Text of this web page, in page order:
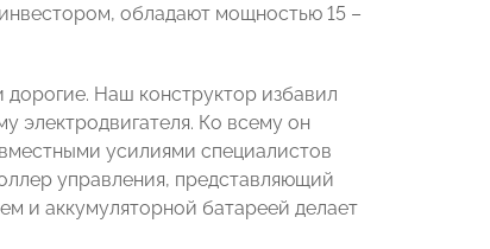
обладают мощностью 15 –
Наш конструктор избавил
электродвигателя. Ко всему он
усилиями специалистов
управления, представляющий
и аккумуляторной батареей делает